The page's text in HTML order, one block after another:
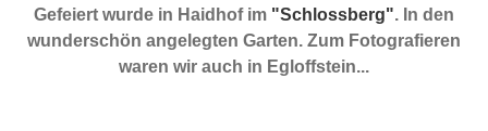
Gefeiert wurde in Haidhof im "Schlossberg". In den
wunderschön angelegten Garten. Zum Fotografieren
waren wir auch in Egloffstein...